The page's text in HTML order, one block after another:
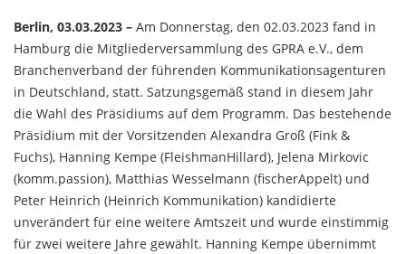
Berlin, 03.03.2023 – ­Am Donnerstag, den 02.03.2023 fand in
Hamburg die Mitgliederversammlung des GPRA e.V., dem
Branchenverband der führenden Kommunikationsagenturen
in Deutschland, statt. Satzungsgemäß stand in diesem Jahr
die Wahl des Präsidiums auf dem Programm. Das bestehende
Präsidium mit der Vorsitzenden Alexandra Groß (Fink &
Fuchs), Hanning Kempe (FleishmanHillard), Jelena Mirkovic
(komm.passion), Matthias Wesselmann (fischerAppelt) und
Peter Heinrich (Heinrich Kommunikation) kandidierte
unverändert für eine weitere Amtszeit und wurde einstimmig
für zwei weitere Jahre gewählt. Hanning Kempe übernimmt